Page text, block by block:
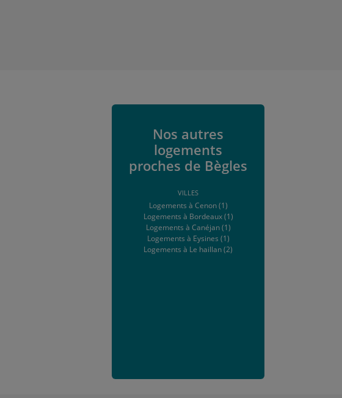
Nos autres
logements
proches de Bègles
VILLES
Logements à Cenon (1)
Logements à Bordeaux (1)
Logements à Canéjan (1)
Logements à Eysines (1)
Logements à Le haillan (2)